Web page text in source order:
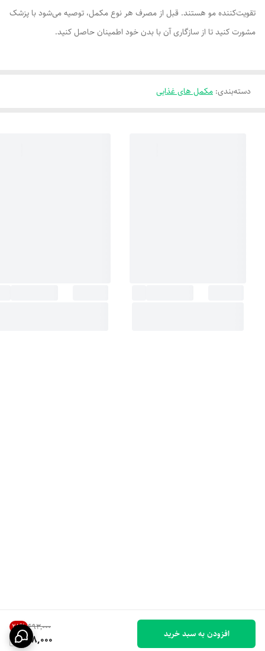
۶۹۳٬۰۰۰ 28%
498,000 افزودن به سبد خرید
تقویت‌کننده مو هستند. قبل از مصرف هر نوع مکمل، توصیه می‌شود با پزشک
مشورت کنید تا از سازگاری آن با بدن خود اطمینان حاصل کنید.
دسته‌بندی: مکمل های غذایی